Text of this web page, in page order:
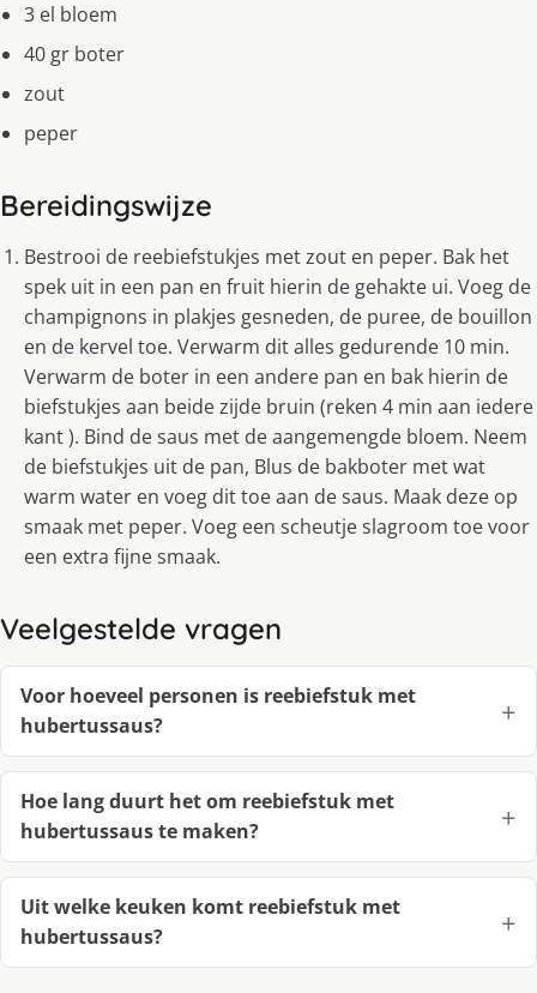
3 el bloem
40 gr boter
zout
peper
Bereidingswijze
Bestrooi de reebiefstukjes met zout en peper. Bak het
spek uit in een pan en fruit hierin de gehakte ui. Voeg de
champignons in plakjes gesneden, de puree, de bouillon
en de kervel toe. Verwarm dit alles gedurende 10 min.
Verwarm de boter in een andere pan en bak hierin de
biefstukjes aan beide zijde bruin (reken 4 min aan iedere
kant ). Bind de saus met de aangemengde bloem. Neem
de biefstukjes uit de pan, Blus de bakboter met wat
warm water en voeg dit toe aan de saus. Maak deze op
smaak met peper. Voeg een scheutje slagroom toe voor
een extra fijne smaak.
Veelgestelde vragen
Voor hoeveel personen is reebiefstuk met
hubertussaus?
Hoe lang duurt het om reebiefstuk met
hubertussaus te maken?
Uit welke keuken komt reebiefstuk met
hubertussaus?